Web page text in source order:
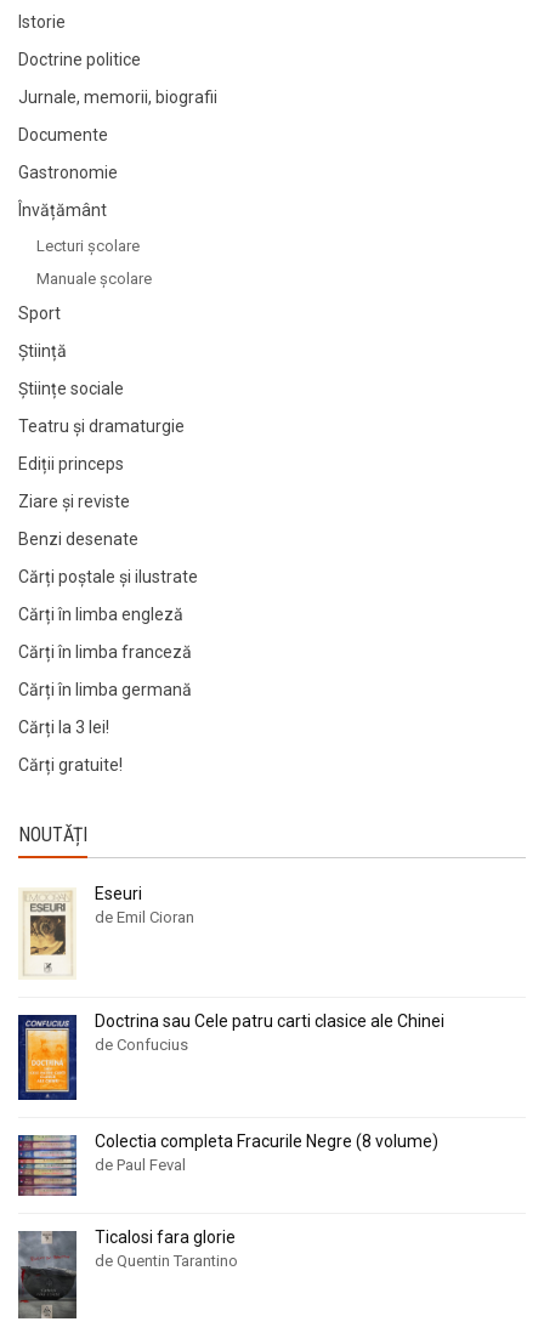
Istorie
Doctrine politice
Jurnale, memorii, biografii
Documente
Gastronomie
Învățământ
Lecturi şcolare
Manuale şcolare
Sport
Știință
Științe sociale
Teatru și dramaturgie
Ediții princeps
Ziare şi reviste
Benzi desenate
Cărți poștale și ilustrate
Cărți în limba engleză
Cărți în limba franceză
Cărți în limba germană
Cărți la 3 lei!
Cărți gratuite!
NOUTĂȚI
Eseuri
de Emil Cioran
Doctrina sau Cele patru carti clasice ale Chinei
de Confucius
Colectia completa Fracurile Negre (8 volume)
de Paul Feval
Ticalosi fara glorie
de Quentin Tarantino